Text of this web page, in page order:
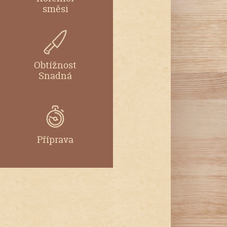
směsi
Obtížnost
Snadná
Příprava